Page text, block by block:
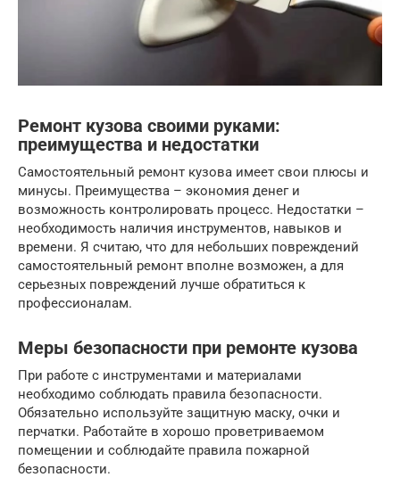
Ремонт кузова своими руками:
преимущества и недостатки
Самостоятельный ремонт кузова имеет свои плюсы и
минусы. Преимущества – экономия денег и
возможность контролировать процесс. Недостатки –
необходимость наличия инструментов, навыков и
времени. Я считаю, что для небольших повреждений
самостоятельный ремонт вполне возможен, а для
серьезных повреждений лучше обратиться к
профессионалам.
Меры безопасности при ремонте кузова
При работе с инструментами и материалами
необходимо соблюдать правила безопасности.
Обязательно используйте защитную маску, очки и
перчатки. Работайте в хорошо проветриваемом
помещении и соблюдайте правила пожарной
безопасности.